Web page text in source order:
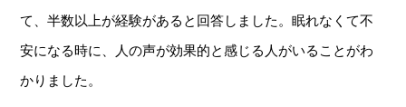
て、半数以上が経験があると回答しました。眠れなくて不
安になる時に、人の声が効果的と感じる人がいることがわ
かりました。